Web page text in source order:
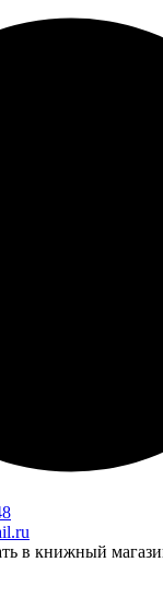
в книжный